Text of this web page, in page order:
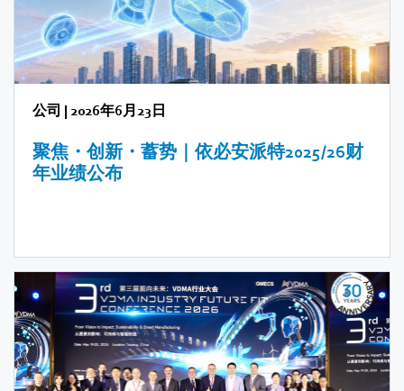
公司 2026年6月23日
聚焦・创新・蓄势｜依必安派特2025/26财
年业绩公布